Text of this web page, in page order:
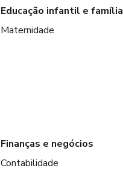
Educação infantil e família
Maternidade
Finanças e negócios
Contabilidade